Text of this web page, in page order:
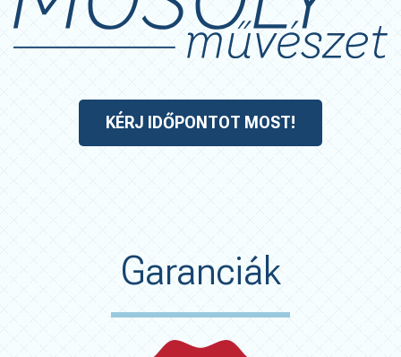
KÉRJ IDŐPONTOT MOST!
Garanciák